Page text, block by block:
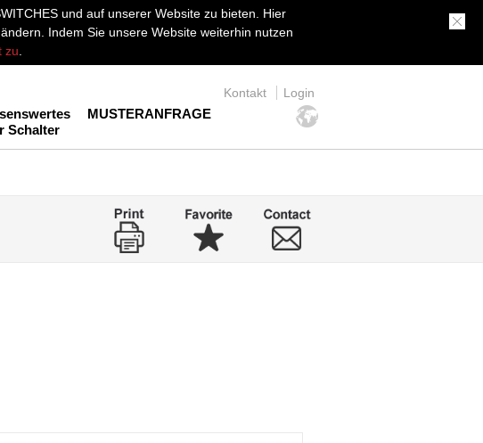
und auf unserer Website zu bieten. Hier
Indem Sie unsere Website weiterhin nutzen
zu
Kontakt Login
Schalter
MUSTERANFRAGE